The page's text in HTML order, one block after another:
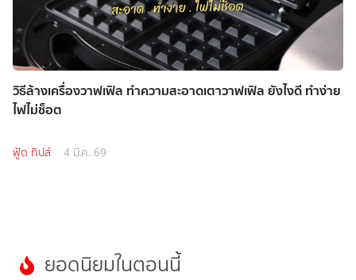
วิธีล้างเครื่องวาฟเฟิล ทำความสะอาดเตาวาฟเฟิล ยังไงดี ทำง่าย
ไฟไม่ช็อต
ฟู้ด ทิปส์ 4 มี.ค. 69
ยอดนิยมในตอนนี้